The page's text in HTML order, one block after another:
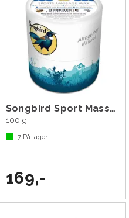
Songbird Sport Massage Wax
100 g
7På lager
169,-